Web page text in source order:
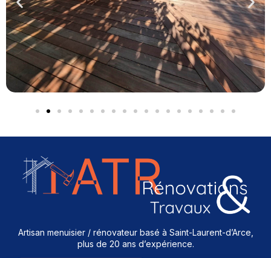
Artisan menuisier / rénovateur basé à Saint-Laurent-d’Arce,
plus de 20 ans d’expérience.